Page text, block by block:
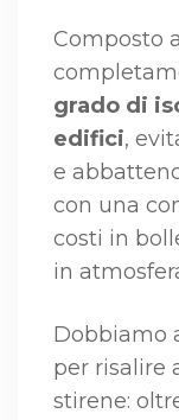
Composto
grado di
edifici,
e
con una
costi in
in
Dobbiamo
per risalire
stirene: